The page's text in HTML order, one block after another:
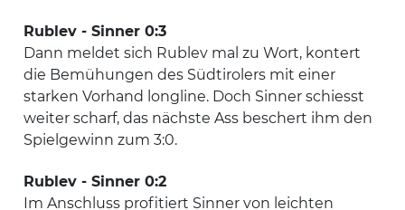
Rublev - Sinner 0:3
Dann meldet sich Rublev mal zu Wort, kontert
die Bemühungen des Südtirolers mit einer
starken Vorhand longline. Doch Sinner schiesst
weiter scharf, das nächste Ass beschert ihm den
Spielgewinn zum 3:0.
Rublev - Sinner 0:2
Im Anschluss profitiert Sinner von leichten